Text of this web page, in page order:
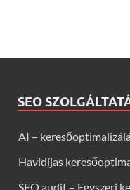
SEO
AI –
Havidíjas
SEO audit – Egyszeri